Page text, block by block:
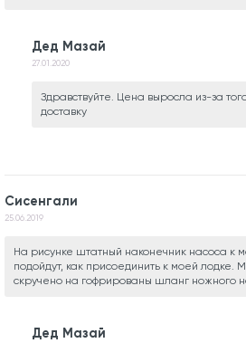
Дед Мазай
27.01.2020
Здравствуйте. Цена выросла из-за
доставку
Сисенгали
25.06.2019
На рисунке штатный наконечник насоса к
подойдут, как присоединить к моей лодке.
скручено на гофрированы шланг ножного
Дед Мазай